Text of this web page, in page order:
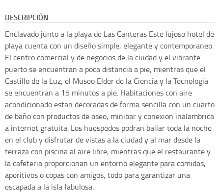
DESCRIPCIÓN
Enclavado junto a la playa de Las Canteras Este lujoso hotel de
playa cuenta con un diseño simple, elegante y contemporaneo.
El centro comercial y de negocios de la ciudad y el vibrante
puerto se encuentran a poca distancia a pie, mientras que el
Castillo de la Luz, el Museo Elder de la Ciencia y la Tecnologia
se encuentran a 15 minutos a pie. Habitaciones con aire
acondicionado estan decoradas de forma sencilla con un cuarto
de baño con productos de aseo, minibar y conexion inalambrica
a internet gratuita. Los huespedes podran bailar toda la noche
en el club y disfrutar de vistas a la ciudad y al mar desde la
terraza con piscina al aire libre, mientras que el restaurante y
la cafeteria proporcionan un entorno elegante para comidas,
aperitivos o copas con amigos, todo para garantizar una
escapada a la isla fabulosa.